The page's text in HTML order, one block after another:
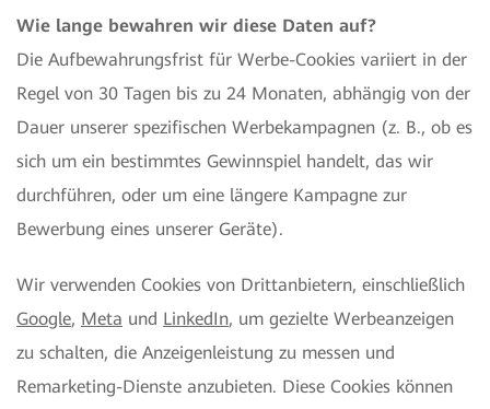
Wie lange bewahren wir diese Daten auf?
Die Aufbewahrungsfrist für Werbe-Cookies variiert in der
Regel von 30 Tagen bis zu 24 Monaten, abhängig von der
Dauer unserer spezifischen Werbekampagnen (z. B., ob es
sich um ein bestimmtes Gewinnspiel handelt, das wir
durchführen, oder um eine längere Kampagne zur
Bewerbung eines unserer Geräte).
Wir verwenden Cookies von Drittanbietern, einschließlich
Google, Meta und LinkedIn, um gezielte Werbeanzeigen
zu schalten, die Anzeigenleistung zu messen und
Remarketing-Dienste anzubieten. Diese Cookies können